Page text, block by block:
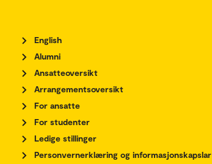
English
Alumni
Ansatteoversikt
Arrangementsoversikt
For ansatte
For studenter
Ledige stillinger
Personvernerklæring og informasjonskapslar